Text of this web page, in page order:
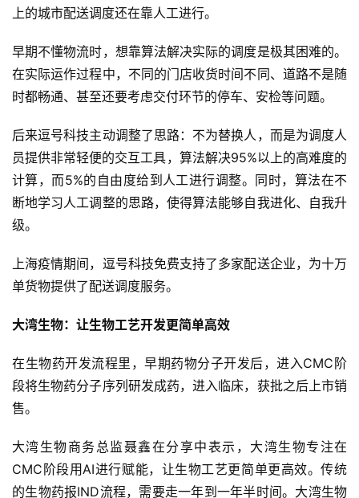
页
业
界
人
工
智
能
度
学
习
云
算
上的城市配送调度还在靠人工进行。
早期不懂物流时，想靠算法解决实际的调度是极其困难的。
在实际运作过程中，不同的门店收货时间不同、道路不是随
时都畅通、甚至还要考虑交付环节的停车、安检等问题。
后来逗号科技主动调整了思路：不为替换人，而是为调度人
员提供非常轻便的交互工具，算法解决95%以上的高难度的
计算，而5%的自由度给到人工进行调整。同时，算法在不
断地学习人工调整的思路，使得算法能够自我进化、自我升
级。
上海疫情期间，逗号科技免费支持了多家配送企业，为十万
单货物提供了配送调度服务。
大湾生物：让生物工艺开发更简单高效
在生物药开发流程里，早期药物分子开发后，进入CMC阶
段将生物药分子序列研发成药，进入临床，获批之后上市销
售。
大湾生物商务总监聂鑫在分享中表示，大湾生物专注在
CMC阶段用AI进行赋能，让生物工艺更简单更高效。传统
的生物药报IND流程，需要走一年到一年半时间。大湾生物